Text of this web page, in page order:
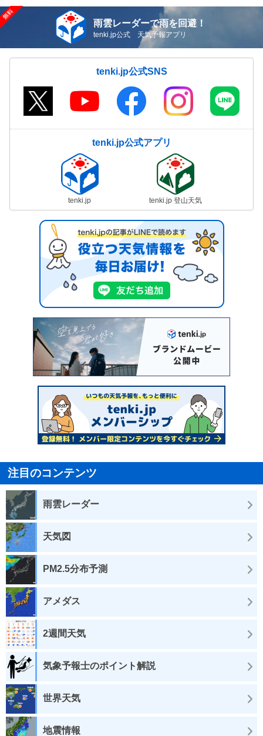
雨雲レーダーで雨を回避！
tenki.jp公式 天気予報アプリ
tenki.jp公式SNS
tenki.jp公式アプリ
tenki.jp tenki.jp 登山天気
注目のコンテンツ
雨雲レーダー
天気図
PM2.5分布予測
アメダス
2週間天気
気象予報士のポイント解説
世界天気
地震情報